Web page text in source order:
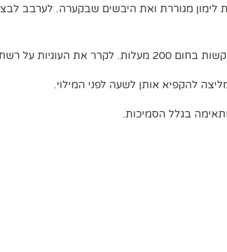
קליפת לימון מגוררת ואת היבשים שבקערה. לערבב
להקפיא אותן לשעה לפני המילוי.